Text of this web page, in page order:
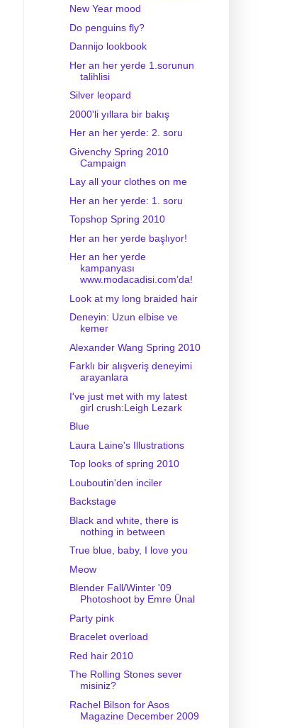
New Year mood
Do penguins fly?
Dannijo lookbook
Her an her yerde 1.sorunun
talihlisi
Silver leopard
2000'li yıllara bir bakış
Her an her yerde: 2. soru
Givenchy Spring 2010
Campaign
Lay all your clothes on me
Her an her yerde: 1. soru
Topshop Spring 2010
Her an her yerde başlıyor!
Her an her yerde
kampanyası
www.modacadisi.com’da!
Look at my long braided hair
Deneyin: Uzun elbise ve
kemer
Alexander Wang Spring 2010
Farklı bir alışveriş deneyimi
arayanlara
I've just met with my latest
girl crush:Leigh Lezark
Blue
Laura Laine's Illustrations
Top looks of spring 2010
Louboutin'den inciler
Backstage
Black and white, there is
nothing in between
True blue, baby, I love you
Meow
Blender Fall/Winter '09
Photoshoot by Emre Ünal
Party pink
Bracelet overload
Red hair 2010
The Rolling Stones sever
misiniz?
Rachel Bilson for Asos
Magazine December 2009